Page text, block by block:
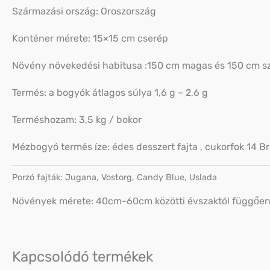
Származási ország: Oroszország
Konténer mérete: 15×15 cm cserép
Növény növekedési habitusa :150 cm magas és 150 cm
Termés: a bogyók átlagos súlya 1,6 g – 2,6 g
Terméshozam: 3,5 kg / bokor
Mézbogyó termés íze: édes desszert fajta , cukorfok 14
Porzó fajták: Jugana, Vostorg, Candy Blue, Uslada
Növények mérete: 40cm-60cm közötti évszaktól függően
Kapcsolódó termékek